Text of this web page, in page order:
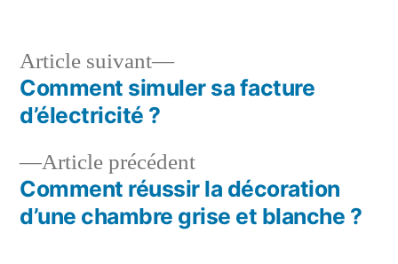
Navigation
l’article
Article précédentArticle
précédent :
Comment réussir la décoration
d’une chambre grise et blanche ?
Article suivant
Article
suivant :
Comment simuler sa facture
d’électricité ?